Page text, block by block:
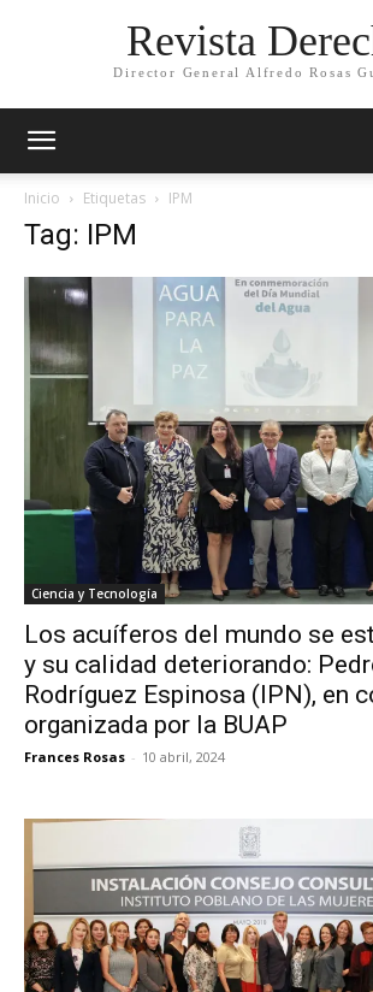
Revista
Director General Alfredo Rosas
Inicio Etiquetas IPM
Tag: IPM
Ciencia y Tecnología
Los acuíferos del mundo se
y su calidad deteriorando:
Rodríguez Espinosa (IPN), en
organizada por la BUAP
Frances Rosas - 10 abril, 2024